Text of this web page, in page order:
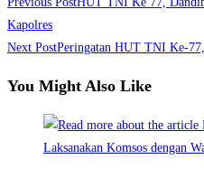
Share
more
articles
Kapolres
Next PostPeringatan HUT TNI Ke-
You Might Also Like